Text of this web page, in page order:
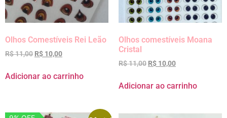
Olhos Comestíveis Rei Leão
R$11,00 R$ 10,00
Adicionar ao carrinho
Olhos comestíveis Moana
Cristal
R$11,00 R$ 10,00
Adicionar ao carrinho